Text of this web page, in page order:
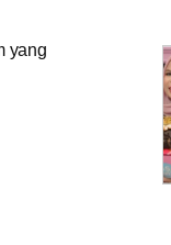
yang